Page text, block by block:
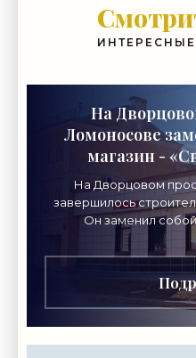
На
Ломоносове
магазин -
На Дворцовом
завершилось
Он заменил
Одноэтажное
проспекте,